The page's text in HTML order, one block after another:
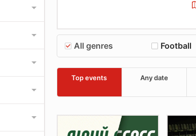
All genres Football
Top events Any date